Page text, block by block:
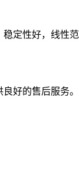
定性好，线性
好的售后服务。